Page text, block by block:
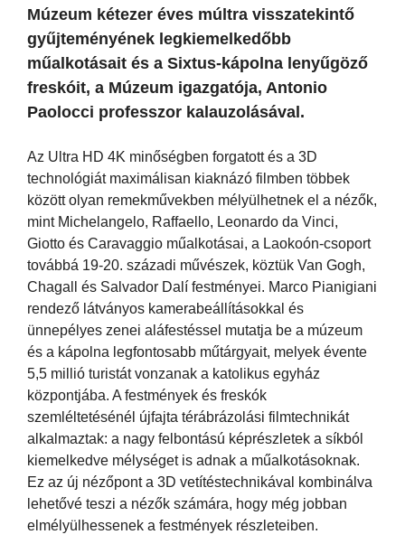
Múzeum kétezer éves múltra visszatekintő
gyűjteményének legkiemelkedőbb
műalkotásait és a Sixtus-kápolna lenyűgöző
freskóit, a Múzeum igazgatója, Antonio
Paolocci professzor kalauzolásával.
Az Ultra HD 4K minőségben forgatott és a 3D
technológiát maximálisan kiaknázó filmben többek
között olyan remekművekben mélyülhetnek el a nézők,
mint Michelangelo, Raffaello, Leonardo da Vinci,
Giotto és Caravaggio műalkotásai, a Laokoón-csoport
továbbá 19-20. századi művészek, köztük Van Gogh,
Chagall és Salvador Dalí festményei. Marco Pianigiani
rendező látványos kamerabeállításokkal és
ünnepélyes zenei aláfestéssel mutatja be a múzeum
és a kápolna legfontosabb műtárgyait, melyek évente
5,5 millió turistát vonzanak a katolikus egyház
központjába. A festmények és freskók
szemléltetésénél újfajta térábrázolási filmtechnikát
alkalmaztak: a nagy felbontású képrészletek a síkból
kiemelkedve mélységet is adnak a műalkotásoknak.
Ez az új nézőpont a 3D vetítéstechnikával kombinálva
lehetővé teszi a nézők számára, hogy még jobban
elmélyülhessenek a festmények részleteiben.